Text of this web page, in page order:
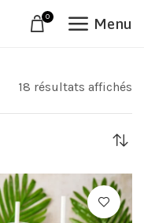
0 Menu
18 résultats affichés